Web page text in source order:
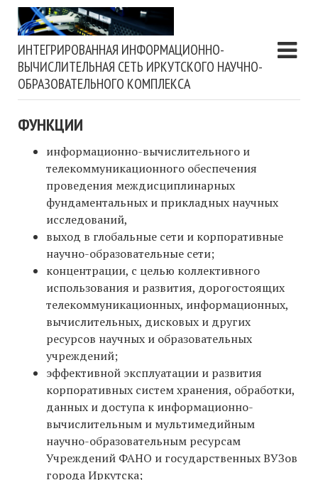
ИНТЕГРИРОВАННАЯ ИНФОРМАЦИОННО-
ВЫЧИСЛИТЕЛЬНАЯ СЕТЬ ИРКУТСКОГО НАУЧНО-
ОБРАЗОВАТЕЛЬНОГО КОМПЛЕКСА
ФУНКЦИИ
информационно-вычислительного и
телекоммуникационного обеспечения
проведения междисциплинарных
фундаментальных и прикладных научных
исследований,
выход в глобальные сети и корпоративные
научно-образовательные сети;
концентрации, с целью коллективного
использования и развития, дорогостоящих
телекоммуникационных, информационных,
вычислительных, дисковых и других
ресурсов научных и образовательных
учреждений;
эффективной эксплуатации и развития
корпоративных систем хранения, обработки,
данных и доступа к информационно-
вычислительным и мультимедийным
научно-образовательным ресурсам
Учреждений ФАНО и государственных ВУЗов
города Иркутска;